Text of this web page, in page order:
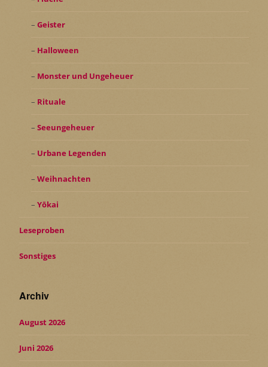
Geister
Halloween
Monster und Ungeheuer
Rituale
Seeungeheuer
Urbane Legenden
Weihnachten
Yōkai
Leseproben
Sonstiges
Archiv
August 2026
Juni 2026